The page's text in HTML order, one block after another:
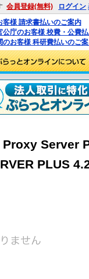
会員登録(無料) ログイン
客様 請求書払いのご案内
公庁のお客様 校費・公費
のお客様 科研費払いのご
Proxy Server
PLUS